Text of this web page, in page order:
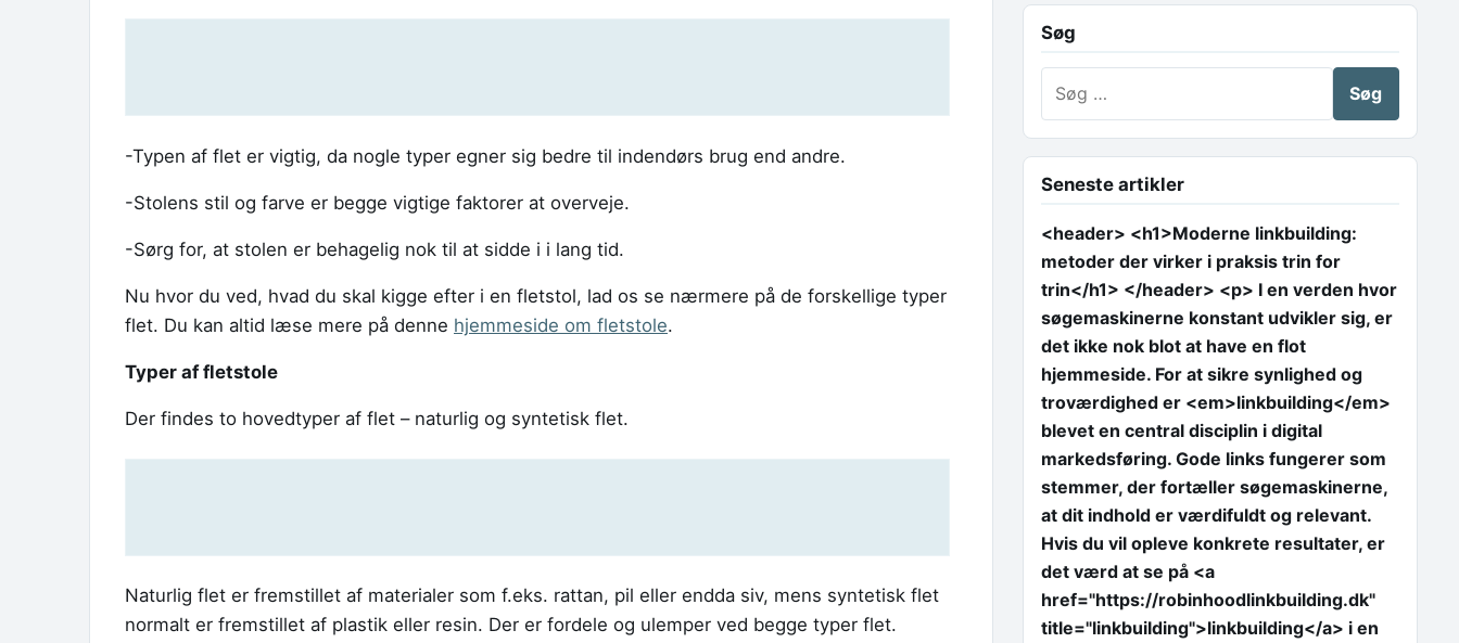
-Typen af flet er vigtig, da nogle typer egner sig bedre til indendørs brug end andre.
-Stolens stil og farve er begge vigtige faktorer at overveje.
-Sørg for, at stolen er behagelig nok til at sidde i i lang tid.
Nu hvor du ved, hvad du skal kigge efter i en fletstol, lad os se nærmere på de forskellige typer
flet. Du kan altid læse mere på denne hjemmeside om fletstole.
Typer af fletstole
Der findes to hovedtyper af flet – naturlig og syntetisk flet.
Naturlig flet er fremstillet af materialer som f.eks. rattan, pil eller endda siv, mens syntetisk flet
normalt er fremstillet af plastik eller resin. Der er fordele og ulemper ved begge typer flet.
Søg
Seneste artikler
<header> <h1>Moderne linkbuilding:
metoder der virker i praksis trin for
trin</h1> </header> <p> I en verden hvor
søgemaskinerne konstant udvikler sig, er
det ikke nok blot at have en flot
hjemmeside. For at sikre synlighed og
troværdighed er <em>linkbuilding</em>
blevet en central disciplin i digital
markedsføring. Gode links fungerer som
stemmer, der fortæller søgemaskinerne,
at dit indhold er værdifuldt og relevant.
Hvis du vil opleve konkrete resultater, er
det værd at se på <a
href="https://robinhoodlinkbuilding.dk"
title="linkbuilding">linkbuilding</a> i en